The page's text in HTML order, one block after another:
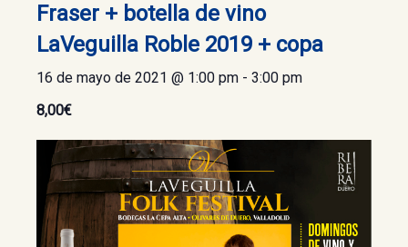
Fraser + botella de vino
LaVeguilla Roble 2019 + copa
16 de mayo de 2021 @ 1:00 pm - 3:00 pm
8,00€